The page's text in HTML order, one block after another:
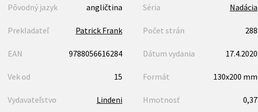
Pôvodný jazyk angličtina Séria Nadácia
Prekladateľ Patrick Frank Počet strán 288
EAN 9788056616284 Dátum vydania 17.4.2020
Vek od 15 Formát 130x200 mm
Vydavateľstvo Lindeni Hmotnosť 0,37